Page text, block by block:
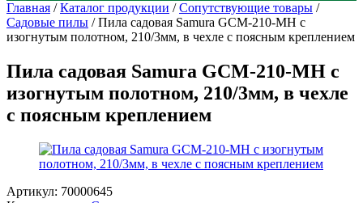
Главная /Каталог продукции /Сопутствующие товары /
Садовые пилы /Пила садовая Samura GCM-210-MH с
изогнутым полотном, 210/3мм, в чехле с поясным креплением
Пила садовая Samura GCM-210-MH с
изогнутым полотном, 210/3мм, в чехле
с поясным креплением
Артикул: 70000645